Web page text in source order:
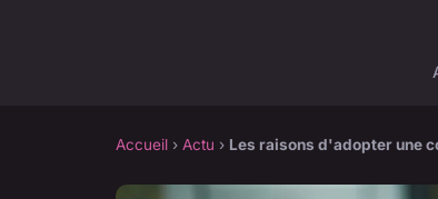
Accueil › Actu › Les raisons d'adopter une